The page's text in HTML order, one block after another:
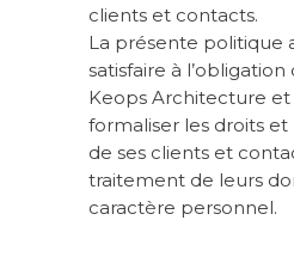
clients et contacts.
La présente politique
satisfaire à
Keops Architecture et
formaliser les droits
de ses clients et
traitement de leurs
caractère personnel.